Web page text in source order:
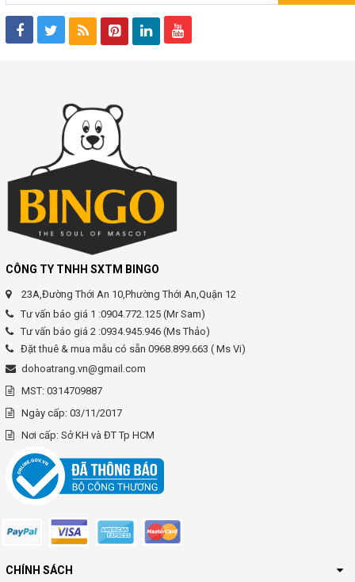
CÔNG TY TNHH SXTM BINGO
23A,Đường Thới An 10,Phường Thới An,Quận 12
Tư vấn báo giá 1 :0904.772.125 (Mr Sam)
Tư vấn báo giá 2 :0934.945.946 (Ms Thảo)
Đặt thuê & mua mẫu có sẵn 0968.899.663 ( Ms Vi)
dohoatrang.vn@gmail.com
MST: 0314709887
Ngày cấp: 03/11/2017
Nơi cấp: Sở KH và ĐT Tp HCM
CHÍNH SÁCH